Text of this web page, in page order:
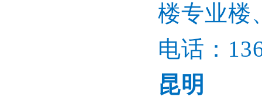
楼专业楼
电话：
昆明